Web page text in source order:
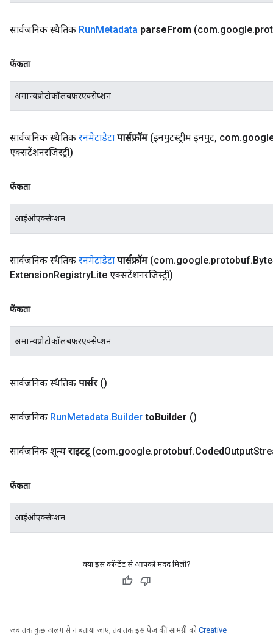
सार्वजनिक स्थैतिक RunMetadata parseFrom (com.google.
फेंकता
अमान्यप्रोटोकॉलबफ़रएक्सेप्शन
सार्वजनिक स्थैतिक रनमेटाडेटा पार्सफ्रॉम (इनपुटस्ट्रीम इनपुट, com.
एक्सटेंशनरजिस्ट्री)
फेंकता
आईओएक्सेप्शन
सार्वजनिक स्थैतिक रनमेटाडेटा पार्सफ्रॉम (com.google.protobuf.Byte
ExtensionRegistryLite एक्सटेंशनरजिस्ट्री)
फेंकता
अमान्यप्रोटोकॉलबफ़रएक्सेप्शन
सार्वजनिक स्थैतिक पार्सर ()
सार्वजनिक RunMetadata.Builder toBuilder ()
सार्वजनिक शून्य राइटटू (com.google.protobuf.CodedOutput
फेंकता
आईओएक्सेप्शन
क्या इस कॉन्टेंट से आपको मदद मिली?
जब तक कुछ अलग से न बताया जाए, तब तक इस पेज की सामग्री कोCreative